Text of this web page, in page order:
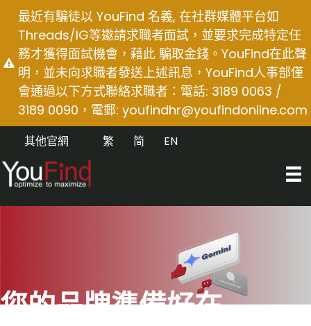
content
最近有騙徒以 YouFind 名義, 在社群媒體平台如
Threads/IG等邀請求職者面試，並要求完成特定任
務才獲得面試機會，藉此 騙取金錢。YouFind在此聲
明，並未向求職者發送上述訊息，YouFind人事部僅
會通過以下方式聯絡求職者：電話: 3189 0063 /
3189 0090，電郵: youfindhr@youfindonline.com
其他官網 EN
简
繁
您的品牌準備好在